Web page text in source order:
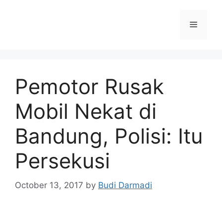
Pemotor Rusak
Mobil Nekat di
Bandung, Polisi: Itu
Persekusi
October 13, 2017 by Budi Darmadi